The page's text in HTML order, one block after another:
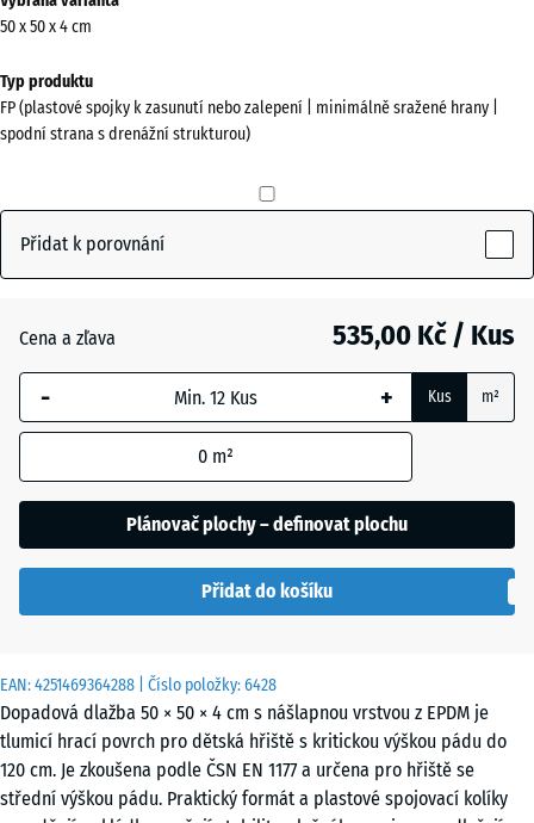
EAN:4251469364288 | Číslo položky:6428
Dopadová dlažba 50 × 50 × 4 cm s nášlapnou vrstvou z EPDM je
tlumicí hrací povrch pro dětská hřiště s kritickou výškou pádu do
120 cm. Je zkoušena podle ČSN EN 1177 a určena pro hřiště se
střední výškou pádu. Praktický formát a plastové spojovací kolíky
informací
o
Zobrazit
paletu
(active)
trávník
Atlantik
Ratan
Terakota
50 x 50 x 4 cm
Typ produktu
FP (plastové spojky k zasunutí nebo zalepení | minimálně sražené hrany |
spodní strana s drenážní strukturou)
Přidat k porovnání
Cena a zľava 535,00 Kč / Kus
- + Kus m²
0 m²
Plánovač plochy – definovat plochu
Přidat do košíku